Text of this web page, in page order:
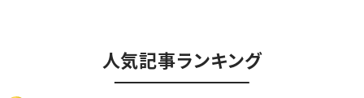
人気記事ランキング